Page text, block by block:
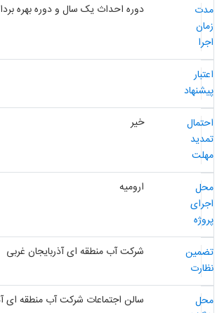
دوره احداث یک سال و دوره بهره برداری
خیر
ارومیه
شرکت آب منطقه ای آذربایجان غربی
سالن اجتماعات شرکت آب منطقه ای